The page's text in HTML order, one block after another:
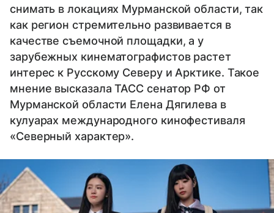
снимать в локациях Мурманской области, так
как регион стремительно развивается в
качестве съемочной площадки, а у
зарубежных кинематографистов растет
интерес к Русскому Северу и Арктике. Такое
мнение высказала ТАСС сенатор РФ от
Мурманской области Елена Дягилева в
кулуарах международного кинофестиваля
«Северный характер».